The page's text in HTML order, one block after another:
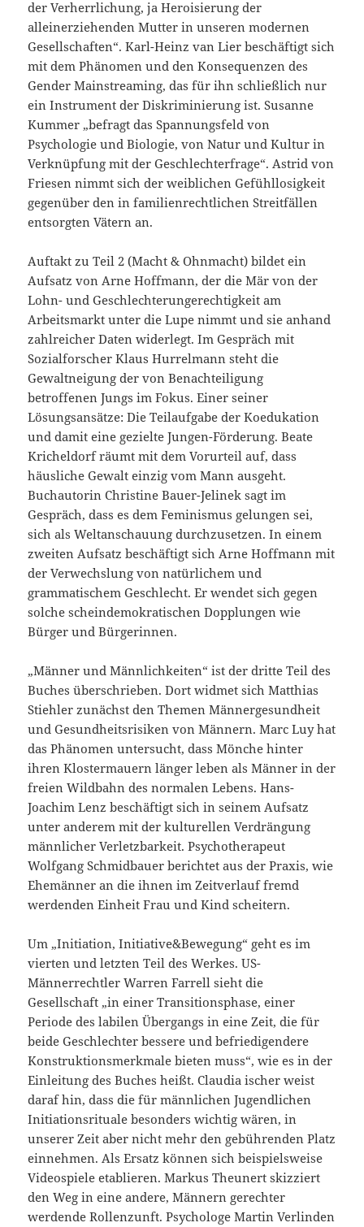
der Verherrlichung, ja Heroisierung der
alleinerziehenden Mutter in unseren modernen
Gesellschaften“. Karl-Heinz van Lier beschäftigt sich
mit dem Phänomen und den Konsequenzen des
Gender Mainstreaming, das für ihn schließlich nur
ein Instrument der Diskriminierung ist. Susanne
Kummer „befragt das Spannungsfeld von
Psychologie und Biologie, von Natur und Kultur in
Verknüpfung mit der Geschlechterfrage“. Astrid von
Friesen nimmt sich der weiblichen Gefühllosigkeit
gegenüber den in familienrechtlichen Streitfällen
entsorgten Vätern an.
Auftakt zu Teil 2 (Macht & Ohnmacht) bildet ein
Aufsatz von Arne Hoffmann, der die Mär von der
Lohn- und Geschlechterungerechtigkeit am
Arbeitsmarkt unter die Lupe nimmt und sie anhand
zahlreicher Daten widerlegt. Im Gespräch mit
Sozialforscher Klaus Hurrelmann steht die
Gewaltneigung der von Benachteiligung
betroffenen Jungs im Fokus. Einer seiner
Lösungsansätze: Die Teilaufgabe der Koedukation
und damit eine gezielte Jungen-Förderung. Beate
Kricheldorf räumt mit dem Vorurteil auf, dass
häusliche Gewalt einzig vom Mann ausgeht.
Buchautorin Christine Bauer-Jelinek sagt im
Gespräch, dass es dem Feminismus gelungen sei,
sich als Weltanschauung durchzusetzen. In einem
zweiten Aufsatz beschäftigt sich Arne Hoffmann mit
der Verwechslung von natürlichem und
grammatischem Geschlecht. Er wendet sich gegen
solche scheindemokratischen Dopplungen wie
Bürger und Bürgerinnen.
„Männer und Männlichkeiten“ ist der dritte Teil des
Buches überschrieben. Dort widmet sich Matthias
Stiehler zunächst den Themen Männergesundheit
und Gesundheitsrisiken von Männern. Marc Luy hat
das Phänomen untersucht, dass Mönche hinter
ihren Klostermauern länger leben als Männer in der
freien Wildbahn des normalen Lebens. Hans-
Joachim Lenz beschäftigt sich in seinem Aufsatz
unter anderem mit der kulturellen Verdrängung
männlicher Verletzbarkeit. Psychotherapeut
Wolfgang Schmidbauer berichtet aus der Praxis, wie
Ehemänner an die ihnen im Zeitverlauf fremd
werdenden Einheit Frau und Kind scheitern.
Um „Initiation, Initiative&Bewegung“ geht es im
vierten und letzten Teil des Werkes. US-
Männerrechtler Warren Farrell sieht die
Gesellschaft „in einer Transitionsphase, einer
Periode des labilen Übergangs in eine Zeit, die für
beide Geschlechter bessere und befriedigendere
Konstruktionsmerkmale bieten muss“, wie es in der
Einleitung des Buches heißt. Claudia ischer weist
daraf hin, dass die für männlichen Jugendlichen
Initiationsrituale besonders wichtig wären, in
unserer Zeit aber nicht mehr den gebührenden Platz
einnehmen. Als Ersatz können sich beispielsweise
Videospiele etablieren. Markus Theunert skizziert
den Weg in eine andere, Männern gerechter
werdende Rollenzunft. Psychologe Martin Verlinden